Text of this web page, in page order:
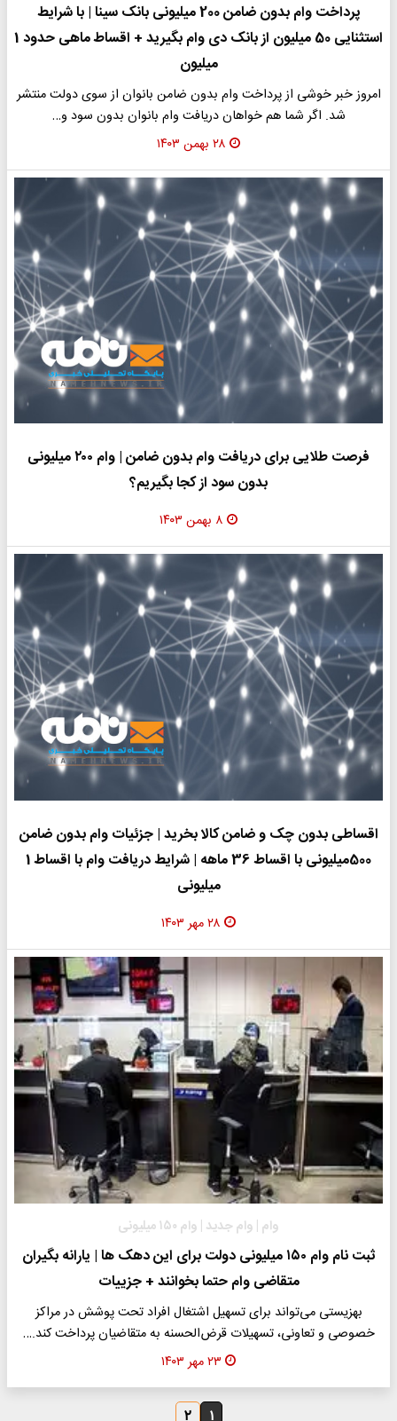
پرداخت وام بدون ضامن 200 میلیونی بانک سینا | با شرایط
استثنایی 50 میلیون از بانک دی وام بگیرید + اقساط ماهی حدود 1
میلیون
امروز خبر خوشی از پرداخت وام بدون ضامن بانوان از سوی دولت منتشر
شد. اگر شما هم خواهان دریافت وام بانوان بدون سود و…
۲۸ بهمن ۱۴۰۳
فرصت طلایی برای دریافت وام بدون ضامن | وام ۲۰۰ میلیونی
بدون سود از کجا بگیریم؟
۸ بهمن ۱۴۰۳
اقساطی بدون چک و ضامن کالا بخرید | جزئیات وام بدون ضامن
500میلیونی با اقساط 36 ماهه | شرایط دریافت وام با اقساط 1
میلیونی
۲۸ مهر ۱۴۰۳
وام | وام جدید | وام ۱۵۰ میلیونی
ثبت نام وام ۱۵۰ میلیونی دولت برای این دهک ها | یارانه بگیران
متقاضی وام حتما بخوانند + جزییات
بهزیستی می‌تواند برای تسهیل اشتغال افراد تحت پوشش در مراکز
خصوصی و تعاونی، تسهیلات قرض‌الحسنه به متقاضیان پرداخت کند.…
۲۳ مهر ۱۴۰۳